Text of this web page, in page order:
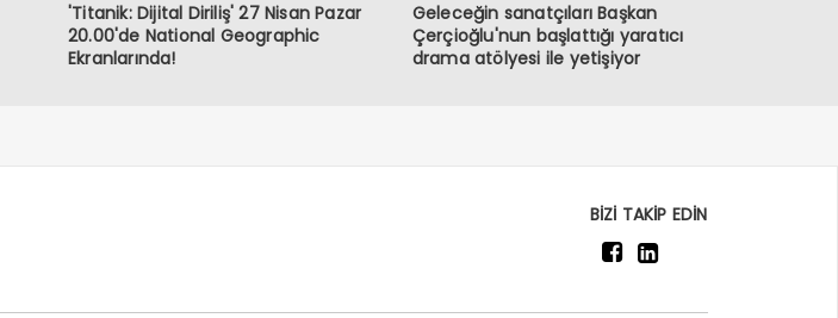
'Titanik: Dijital Diriliş' 27 Nisan Pazar
20.00'de National Geographic
Ekranlarında!
Geleceğin sanatçıları Başkan
Çerçioğlu'nun başlattığı yaratıcı
drama atölyesi ile yetişiyor
BİZİ TAKİP EDİN